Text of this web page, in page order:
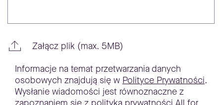
Załącz plik (max. 5MB)
Informacje na temat przetwarzania danych
osobowych znajdują się w Polityce Prywatności.
Wysłanie wiadomości jest równoznaczne z